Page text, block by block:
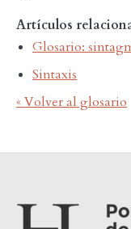
Artículos
Glosario:
Sintaxis
« Volver al glosario